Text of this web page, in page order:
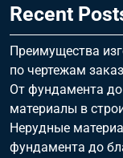
Recent
Преимущества
по чертежам
От фундамента до
материалы в
Нерудные
фундамента до